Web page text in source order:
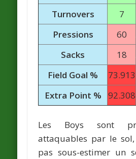
Turnovers
7
Pressions
60
Sacks
18
Field Goal %
73.913
Extra Point %
92.308
Les Boys sont
attaquables par le
pas sous-estimer un